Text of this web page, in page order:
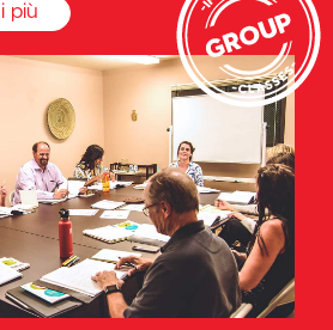
più